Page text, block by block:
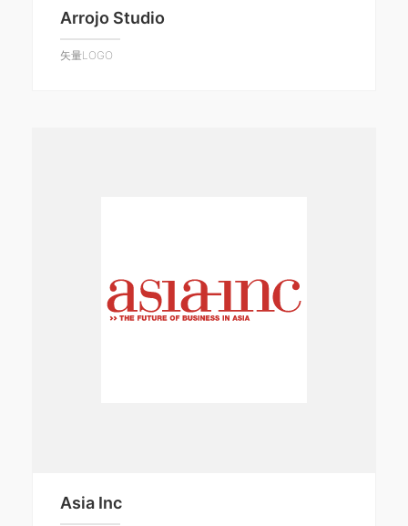
Arrojo Studio
矢量LOGO
Asia Inc